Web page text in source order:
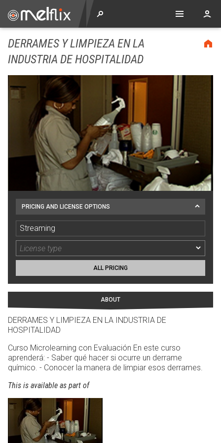
DERRAMES Y LIMPIEZA EN LA
INDUSTRIA DE HOSPITALIDAD
PRICING AND LICENSE OPTIONS
Streaming
ALL PRICING
ABOUT
DERRAMES Y LIMPIEZA EN LA INDUSTRIA DE
HOSPITALIDAD
Curso Microlearning con Evaluación En este curso
aprenderá: - Saber qué hacer si ocurre un derrame
químico. - Conocer la manera de limpiar esos derrames.
This is available as part of